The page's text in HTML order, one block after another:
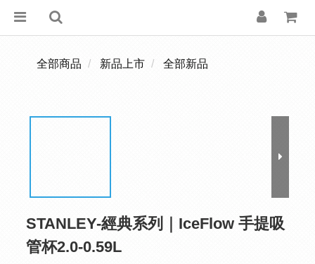
全部商品 新品上市 全部新品
STANLEY-經典系列｜IceFlow 手提吸
管杯2.0-0.59L